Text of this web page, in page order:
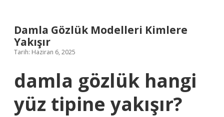
Damla Gözlük Modelleri Kimlere
Yakışır
Tarih: Haziran 6, 2025
damla gözlük hangi
yüz tipine yakışır?